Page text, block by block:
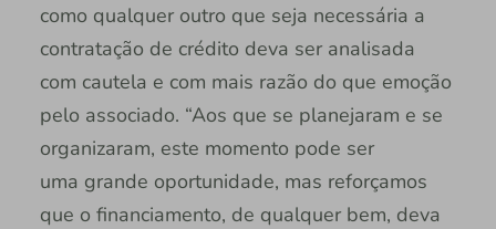
como qualquer outro que seja necessária a
contratação de crédito deva ser analisada
com cautela e com mais razão do que emoção
pelo associado. “Aos que se planejaram e se
organizaram, este momento pode ser
uma grande oportunidade, mas reforçamos
que o financiamento, de qualquer bem, deva